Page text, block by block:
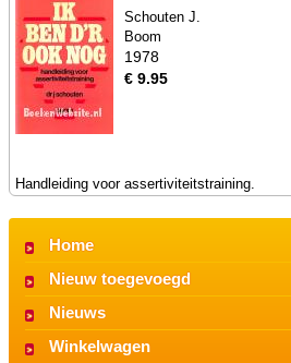
Schouten J.
Boom
1978
€ 9.95
Handleiding voor assertiviteitstraining.
Home
Nieuw toegevoegd
Nieuws
Winkelwagen